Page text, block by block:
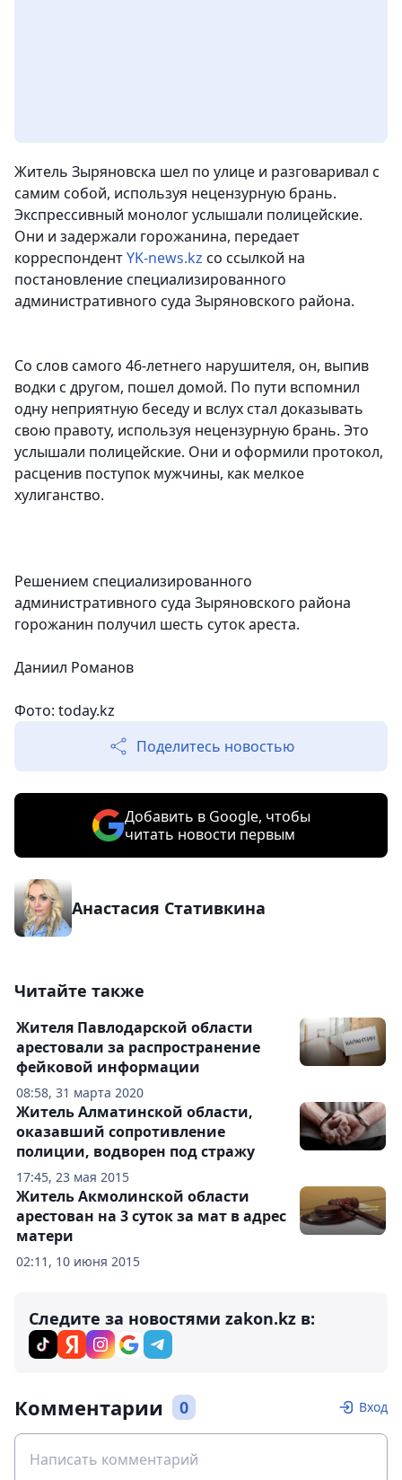
Житель Зыряновска шел по улице и разговаривал с
самим собой, используя нецензурную брань.
Экспрессивный монолог услышали полицейские.
Они и задержали горожанина, передает
корреспондентYK-news.kz со ссылкой на
постановление специализированного
административного суда Зыряновского района.
Со слов самого 46-летнего нарушителя, он, выпив
водки с другом, пошел домой. По пути вспомнил
одну неприятную беседу и вслух стал доказывать
свою правоту, используя нецензурную брань. Это
услышали полицейские. Они и оформили протокол,
расценив поступок мужчины, как мелкое
хулиганство.
Решением специализированного
административного суда Зыряновского района
горожанин получил шесть суток ареста.
Даниил Романов
Фото: today.kz
Поделитесь новостью
Добавить в Google, чтобы
читать новости первым
Анастасия Стативкина
Читайте также
08:58, 31 марта 2020
Жителя Павлодарской области
арестовали за распространение
фейковой информации
17:45, 23 мая 2015
Житель Алматинской области,
оказавший сопротивление
полиции, водворен под стражу
02:11, 10 июня 2015
Житель Акмолинской области
арестован на 3 суток за мат в адрес
матери
Следите за новостями zakon.kz в:
Комментарии 0 Вход